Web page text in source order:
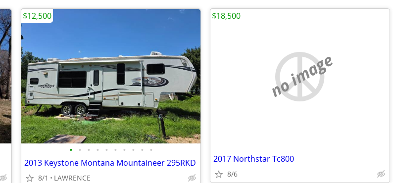
• • • • • • • • • •
2013 Keystone Montana Mountaineer 295RKD
8/1 LAWRENCE
$12,500
no image
2017 Northstar Tc800
8/6
$18,500